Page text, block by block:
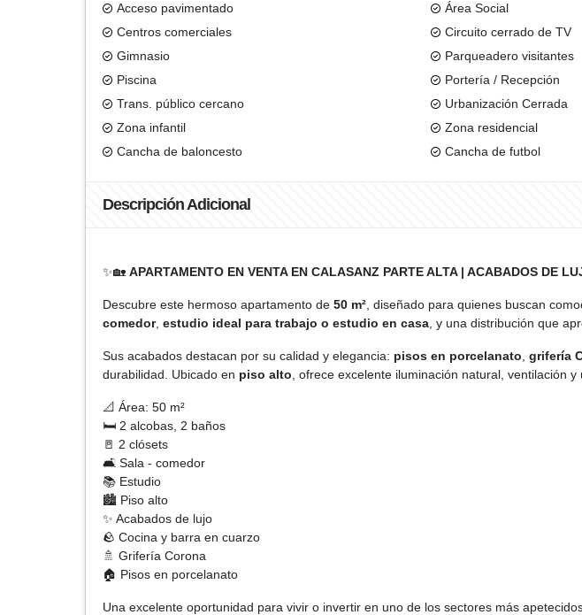
Acceso pavimentado Área Social
Centros comerciales
Circuito cerrado de TV
Gimnasio
Parqueadero visitantes
Piscina
Portería / Recepción
Trans. público cercano
Urbanización Cerrada
Zona infantil
Zona residencial
Cancha de baloncesto
Cancha de futbol
Descripción Adicional
✨🏡 APARTAMENTO EN VENTA EN CALASANZ PARTE ALTA | ACABADOS DE
Descubre este hermoso apartamento de 50 m² , diseñado para quienes buscan
comedor, estudio ideal para trabajo o estudio en casa , y una distribución que
Sus acabados destacan por su calidad y elegancia: pisos en porcelanato grifería
durabilidad. Ubicado en piso alto , ofrece excelente iluminación natural, ventilación
📐 Área: 50 m²
🛏️ 2 alcobas, 2 baños
🚪 2 clósets
🛋️ Sala - comedor
📚 Estudio
🏙️ Piso alto
✨ Acabados de lujo
🪨 Cocina y barra en cuarzo
🚿 Grifería Corona
🏠 Pisos en porcelanato
Una excelente oportunidad para vivir o invertir en uno de los sectores más